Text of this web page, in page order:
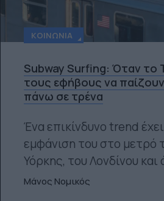
ΚΟΙΝΩΝΊΑ
Subway Surfing: Όταν το
τους εφήβους να
πάνω σε τρένα
Ένα επικίνδυνο trend
εμφάνιση του στο μετρό
Υόρκης, του Λονδίνου και
Μάνος Νομικός